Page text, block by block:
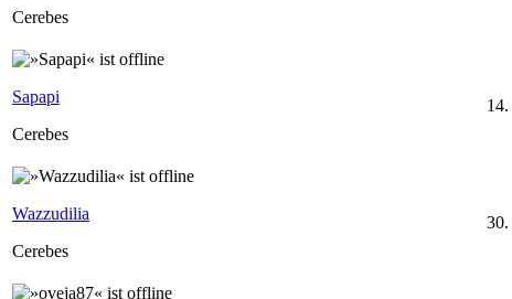
Cerebes
Sapapi
Cerebes
Wazzudilia
Cerebes